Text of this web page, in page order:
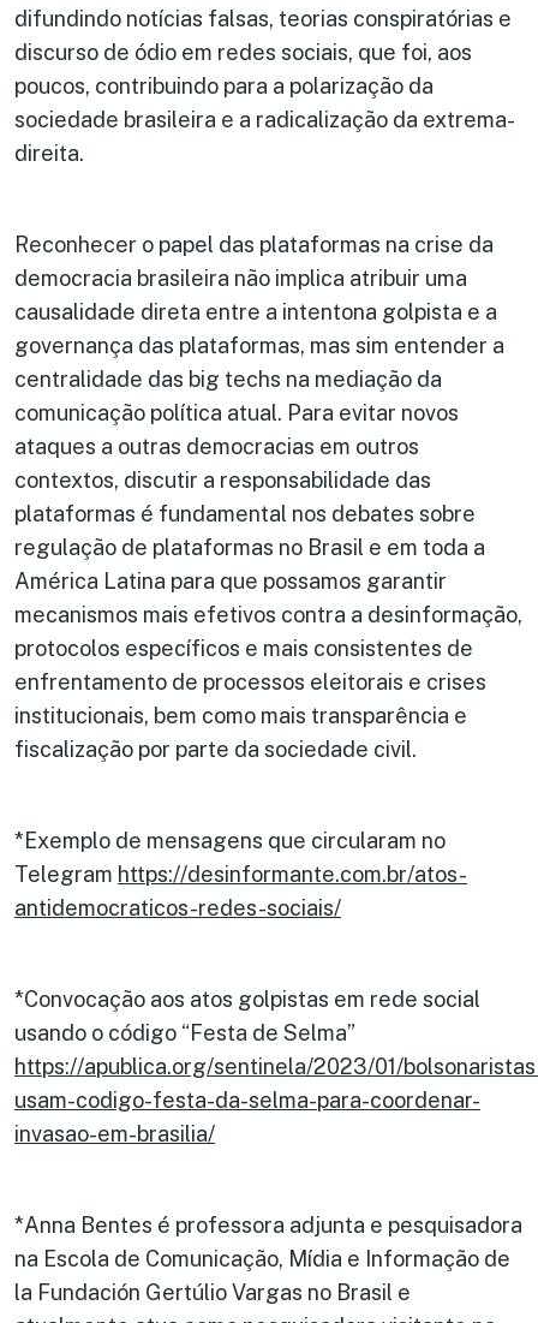
difundindo notícias falsas, teorias conspiratórias e
discurso de ódio em redes sociais, que foi, aos
poucos, contribuindo para a polarização da
sociedade brasileira e a radicalização da extrema-
direita.
Reconhecer o papel das plataformas na crise da
democracia brasileira não implica atribuir uma
causalidade direta entre a intentona golpista e a
governança das plataformas, mas sim entender a
centralidade das big techs na mediação da
comunicação política atual. Para evitar novos
ataques a outras democracias em outros
contextos, discutir a responsabilidade das
plataformas é fundamental nos debates sobre
regulação de plataformas no Brasil e em toda a
América Latina para que possamos garantir
mecanismos mais efetivos contra a desinformação,
protocolos específicos e mais consistentes de
enfrentamento de processos eleitorais e crises
institucionais, bem como mais transparência e
fiscalização por parte da sociedade civil.
*Exemplo de mensagens que circularam no
Telegram https://desinformante.com.br/atos-
antidemocraticos-redes-sociais/
*Convocação aos atos golpistas em rede social
usando o código “Festa de Selma”
https://apublica.org/sentinela/2023/01/
usam-codigo-festa-da-selma-para-coordenar-
invasao-em-brasilia/
*Anna Bentes é professora adjunta e pesquisadora
na Escola de Comunicação, Mídia e Informação de
la Fundación Gertúlio Vargas no Brasil e